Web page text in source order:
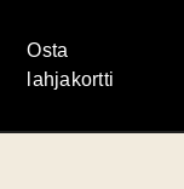
Osta
lahjakortti